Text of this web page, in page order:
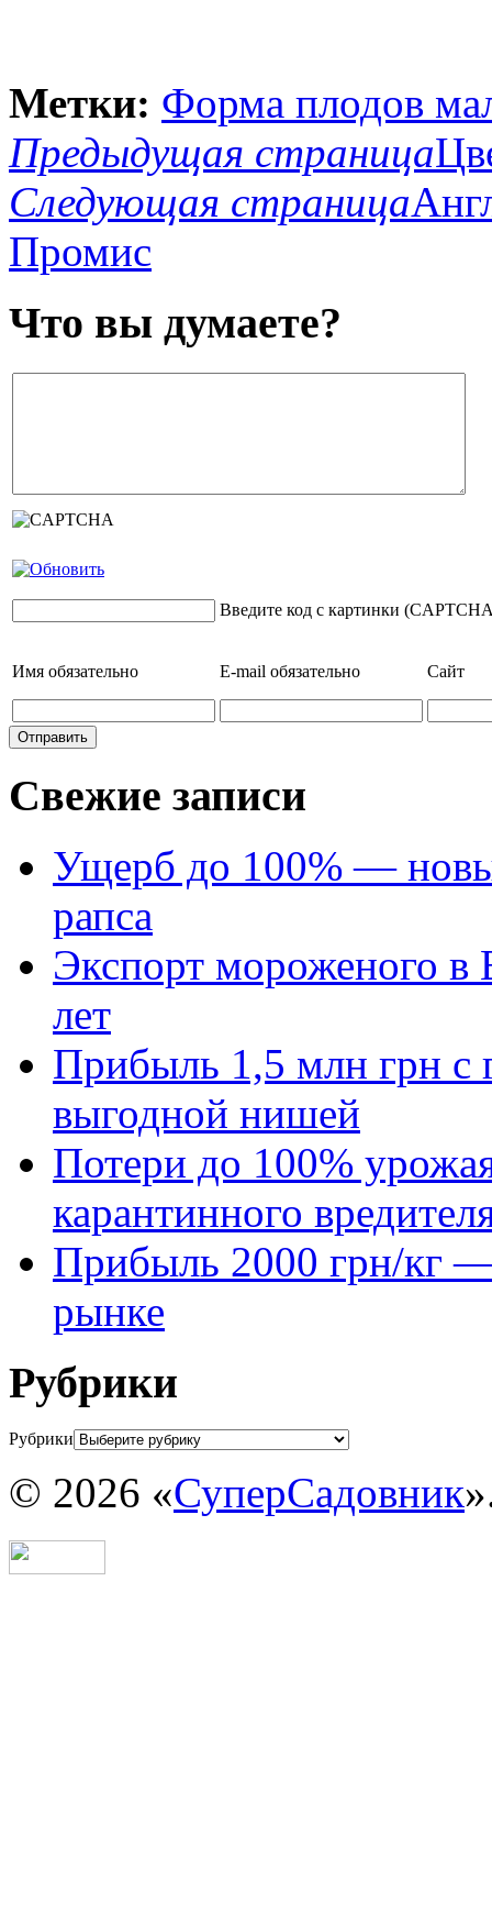
Метки: Форма плодов
Предыдущая страница
Следующая страница
Промис
Что вы думаете?
Введите код с картинки
Имя обязательно E-mail обязательно Сайт
Свежие записи
Ущерб до 100% —
рапса
Экспорт мороженого в
лет
Прибыль 1,5 млн грн с
выгодной нишей
Потери до 100%
карантинного
Прибыль 2000 грн/кг —
рынке
Рубрики
Рубрики
© 2026 «СуперСадовник